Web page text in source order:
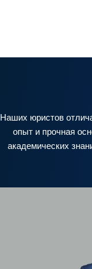
Наших юристов
опыт и прочная
академических